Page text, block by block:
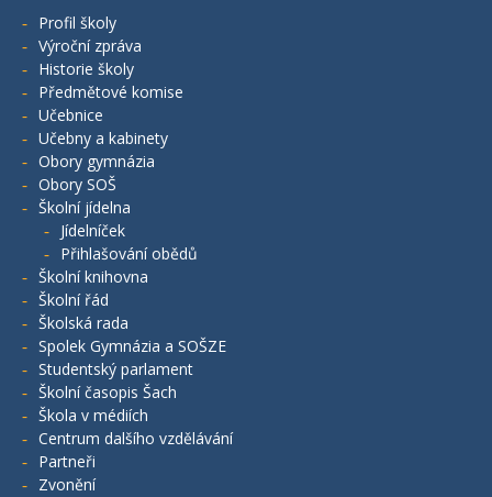
Profil školy
Výroční zpráva
Historie školy
Předmětové komise
Učebnice
Učebny a kabinety
Obory gymnázia
Obory SOŠ
Školní jídelna
Jídelníček
Přihlašování obědů
Školní knihovna
Školní řád
Školská rada
Spolek Gymnázia a SOŠZE
Studentský parlament
Školní časopis Šach
Škola v médiích
Centrum dalšího vzdělávání
Partneři
Zvonění